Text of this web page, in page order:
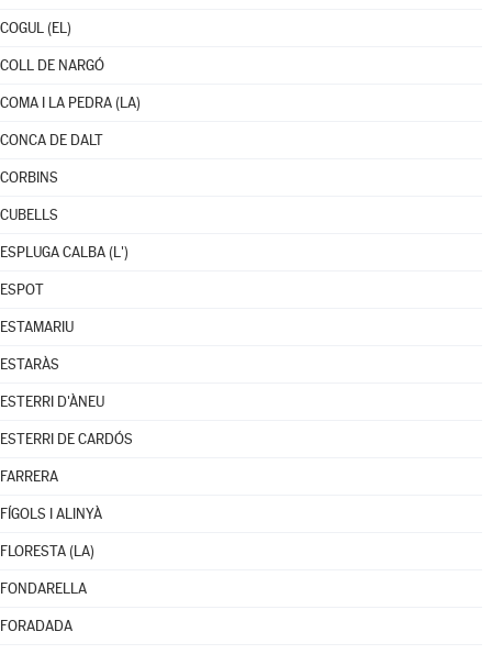
COGUL (EL)
COLL DE NARGÓ
COMA I LA PEDRA (LA)
CONCA DE DALT
CORBINS
CUBELLS
ESPLUGA CALBA (L')
ESPOT
ESTAMARIU
ESTARÀS
ESTERRI D'ÀNEU
ESTERRI DE CARDÓS
FARRERA
FÍGOLS I ALINYÀ
FLORESTA (LA)
FONDARELLA
FORADADA